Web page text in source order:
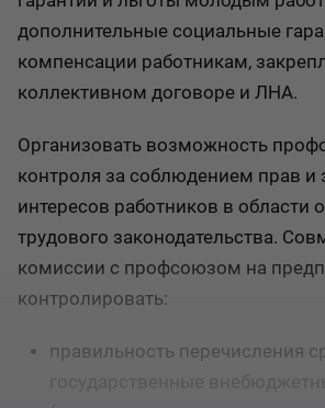
дополнительные социальные
компенсации работникам,
коллективном договоре и ЛНА.
Организовать возможность
контроля за соблюдением прав и
интересов работников в области
трудового законодательства.
комиссии с профсоюзом на
контролировать:
правильность перечисления